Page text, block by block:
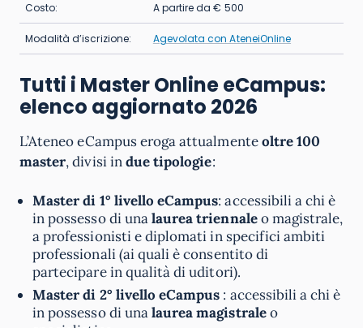
Costo: A partire da € 500
Modalità d’iscrizione: Agevolata con AteneiOnline
Tutti i Master Online eCampus:
elenco aggiornato 2026
L’Ateneo eCampus eroga attualmenteoltre 100
master, divisi indue tipologie:
Master di 1° livello eCampus: accessibili a chi è
in possesso di unalaurea triennaleo magistrale,
a professionisti e diplomati in specifici ambiti
professionali (ai quali è consentito di
partecipare in qualità di uditori).
Master di 2° livello eCampus : accessibili a chi è
in possesso di unalaurea magistraleo